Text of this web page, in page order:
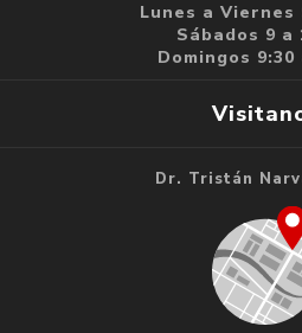
Lunes a Viernes
Sábados 9 a
Domingos 9:30
Dr. Tristán